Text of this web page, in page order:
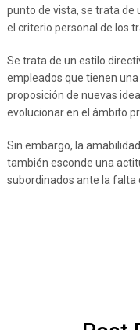
punto de vista, se trata de
el criterio personal de los
Se trata de un estilo
empleados que tienen
proposición de nuevas
evolucionar en el ámbito
Sin embargo, la
también esconde una
subordinados ante la falta